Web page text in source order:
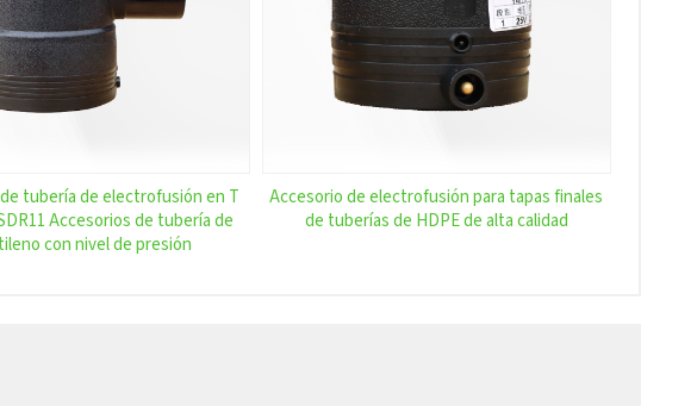
tubería de electrofusión en T
Accesorios de tubería de
con nivel de presión
Accesorio de electrofusión para tapas finales
de tuberías de HDPE de alta calidad